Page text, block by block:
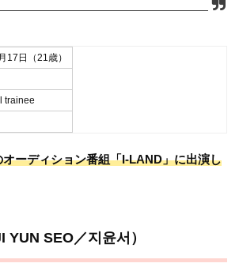
17日（21歳）
trainee
ーディション番組「I-LAND」に出演し
YUN SEO／지윤서）